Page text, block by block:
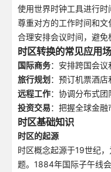
使用世界时钟工具进行时
尊重对方的工作时间和文
合理安排会议时间，避免
时区转换的常见应用
国际商务：安排跨国会议
旅行规划 ：预订机票酒店
远程工作：协调分布式团
投资交易：把握全球金融
时区基础知识
时区的起源
时区概念起源于19世纪
题。1884年国际子午线